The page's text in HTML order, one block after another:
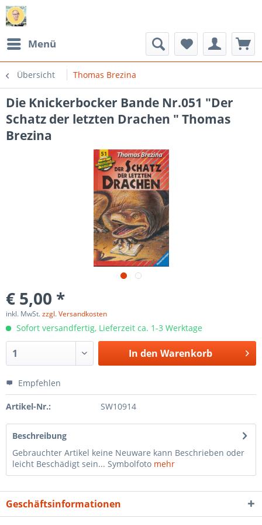
Menü
Übersicht Thomas Brezina
Die Knickerbocker Bande Nr.051 "Der
Schatz der letzten Drachen " Thomas
Brezina
€ 5,00 *
inkl. MwSt.zzgl. Versandkosten
Sofort versandfertig, Lieferzeit ca. 1-3 Werktage
In den Warenkorb
Empfehlen
Artikel-Nr.: SW10914
Beschreibung
Gebrauchter Artikel keine Neuware kann Beschrieben oder
leicht Beschädigt sein... Symbolfoto mehr
Geschäftsinformationen